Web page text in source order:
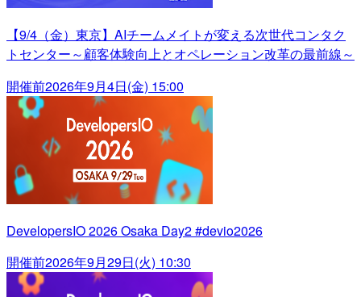
【9/4（金）東京】AIチームメイトが変える次世代コンタク
トセンター～顧客体験向上とオペレーション改革の最前線～
開催前2026年9月4日(金) 15:00
DevelopersIO 2026 Osaka Day2 #devio2026
開催前2026年9月29日(火) 10:30